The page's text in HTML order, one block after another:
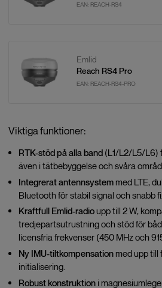
EAN: REACH-RS4
Emlid
Reach RS4 Pro
EAN: REACH-RS4-PRO
Viktiga funktioner:
RTK-stöd på alla band (L1/L2/L5/L6)
även i tätbebyggelse och svåra
Integrerat antennsystem med LTE,
Bluetooth för stabil signal och snabb
Kraftfull Emlid-radioupp till 2 W,
tredjepartsutrustning och stöd för
licensfria frekvenser (450 MHz och
Ny IMU-tiltkompensation med upp till
initialisering.
Robust konstruktion i